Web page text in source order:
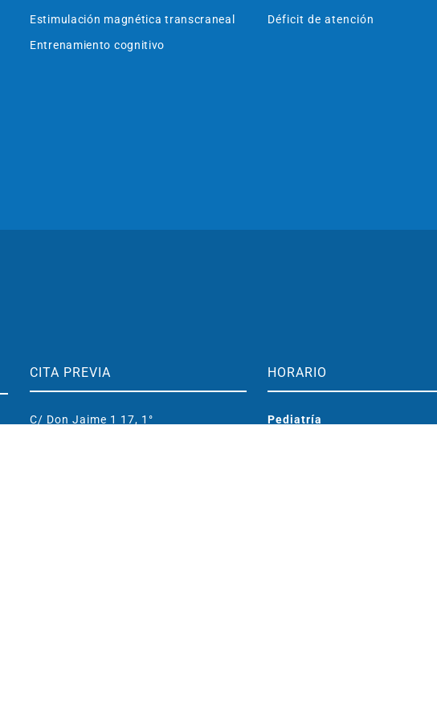
Estimulación magnética transcraneal
Entrenamiento cognitivo
Déficit de atención
CITA PREVIA
C/ Don Jaime 1 17, 1°
HORARIO
Pediatría